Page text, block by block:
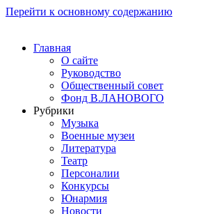
Перейти к основному содержанию
Главная
О сайте
Руководство
Общественный совет
Фонд В.ЛАНОВОГО
Рубрики
Музыка
Военные музеи
Литература
Театр
Персоналии
Конкурсы
Юнармия
Новости